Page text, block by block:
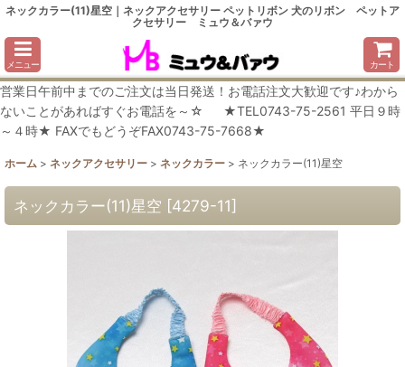
ネックカラー(11)星空｜ネックアクセサリー ペットリボン 犬のリボン ペットア
クセサリー ミュウ＆バァウ
メニュー カート
営業日午前中までのご注文は当日発送！お電話注文大歓迎です♪わから
ないことがあればすぐお電話を～☆ ★TEL0743-75-2561 平日９時
～４時★ FAXでもどうぞFAX0743-75-7668★
ホーム > ネックアクセサリー > ネックカラー > ネックカラー(11)星空
ネックカラー(11)星空 [4279-11]